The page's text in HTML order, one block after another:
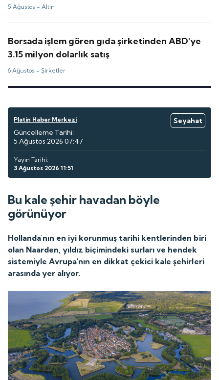
5 Ağustos -Altın
Borsada işlem gören gıda şirketinden ABD'ye
3.15 milyon dolarlık satış
6 Ağustos -Şirketler
Platin Haber Merkezi
Seyahat
Güncelleme Tarihi:
5 Ağustos 2026 07:47
Yayın Tarihi:
3 Ağustos 2026 11:51
Bu kale şehir havadan böyle
görünüyor
Hollanda'nın en iyi korunmuş tarihi kentlerinden biri
olan Naarden, yıldız biçimindeki surları ve hendek
sistemiyle Avrupa'nın en dikkat çekici kale şehirleri
arasında yer alıyor.